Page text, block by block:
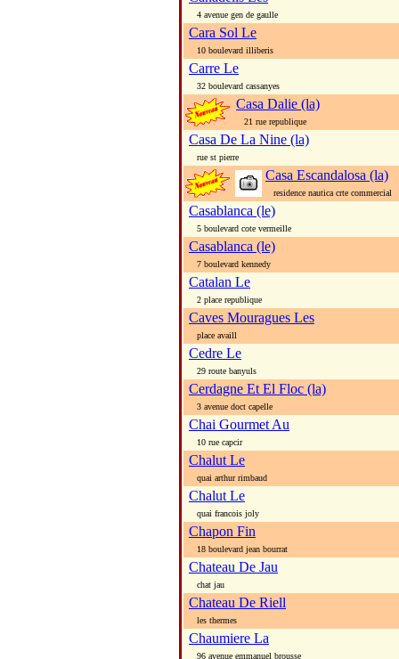
4 avenue gen de gaulle
Cara Sol Le
10 boulevard illiberis
Carre Le
32 boulevard cassanyes
Casa Dalie (la)
21 rue republique
Casa De La Nine (la)
rue st pierre
Casa Escandalosa (la)
residence nautica crte commercial
Casablanca (le)
5 boulevard cote vermeille
Casablanca (le)
7 boulevard kennedy
Catalan Le
2 place republique
Caves Mouragues Les
place availl
Cedre Le
29 route banyuls
Cerdagne Et El Floc (la)
3 avenue doct capelle
Chai Gourmet Au
10 rue capcir
Chalut Le
quai arthur rimbaud
Chalut Le
quai francois joly
Chapon Fin
18 boulevard jean bourrat
Chateau De Jau
chat jau
Chateau De Riell
les thermes
Chaumiere La
96 avenue emmanuel brousse